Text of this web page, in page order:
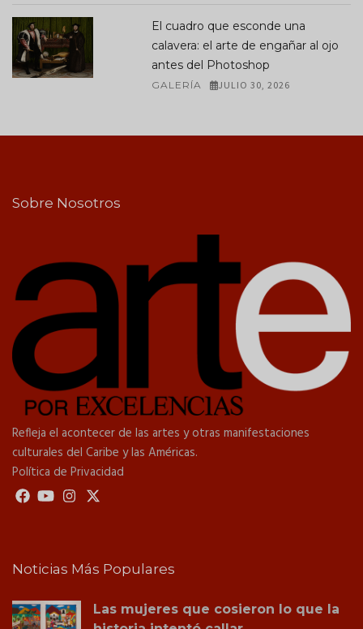
El cuadro que esconde una
calavera: el arte de engañar al ojo
antes del Photoshop
GALERÍA JULIO 30, 2026
Sobre Nosotros
Refleja el acontecer de las artes y otras manifestaciones
culturales del Caribe y las Américas.
Política de Privacidad
Noticias Más Populares
Las mujeres que cosieron lo que la